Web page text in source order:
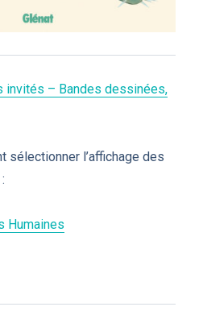
invités – Bandes dessinées,
sélectionner l’affichage des
Humaines